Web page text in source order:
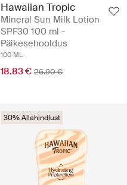
Hawaiian Tropic
Mineral Sun Milk Lotion
SPF30 100 ml -
Päikesehooldus
100 ML
18.83 € 26.90 €
30% Allahindlust